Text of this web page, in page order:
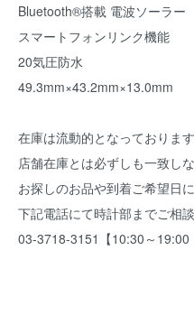
Bluetooth®搭載 電波ソーラー
スマートフォンリンク機能
20気圧防水
49.3mm×43.2mm×13.0mm
在庫は流動的となっております
店舗在庫とは必ずしも一致し
お探しのお品や到着ご希望日
下記電話にて時計部までご相談
03-3718-3151【10:30～19:00